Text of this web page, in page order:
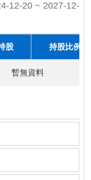
12-20 ~ 2027-12-
股 持股比例
暫無資料